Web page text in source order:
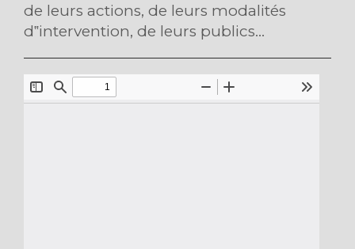
de leurs actions, de leurs modalités
d‟intervention, de leurs publics...